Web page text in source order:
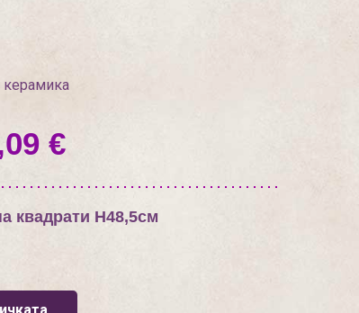
керамика
€
квадрати Н48,5см